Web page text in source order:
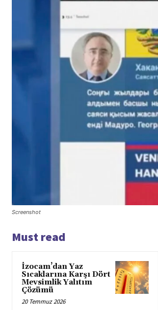
Screenshot
Must read
İzocam’dan Yaz
Sıcaklarına Karşı Dört
Mevsimlik Yalıtım
Çözümü
20 Temmuz 2026